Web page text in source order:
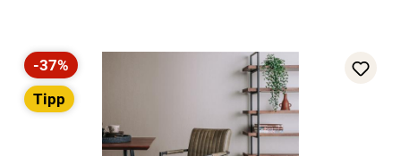
Rabatt
-37%
Tipp